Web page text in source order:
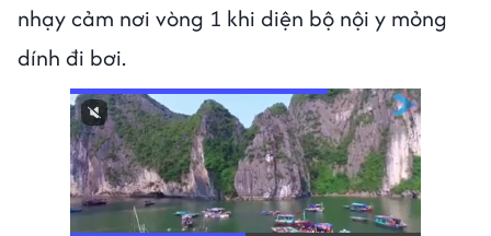
nhạy cảm nơi vòng 1 khi diện bộ nội y mỏng
dính đi bơi.